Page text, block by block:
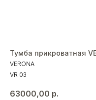
Тумба прикроватная
VERONA
VR 03
63000,00 р.